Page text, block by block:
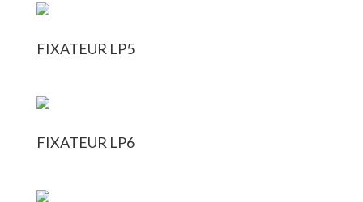
FIXATEUR LP5
FIXATEUR LP6